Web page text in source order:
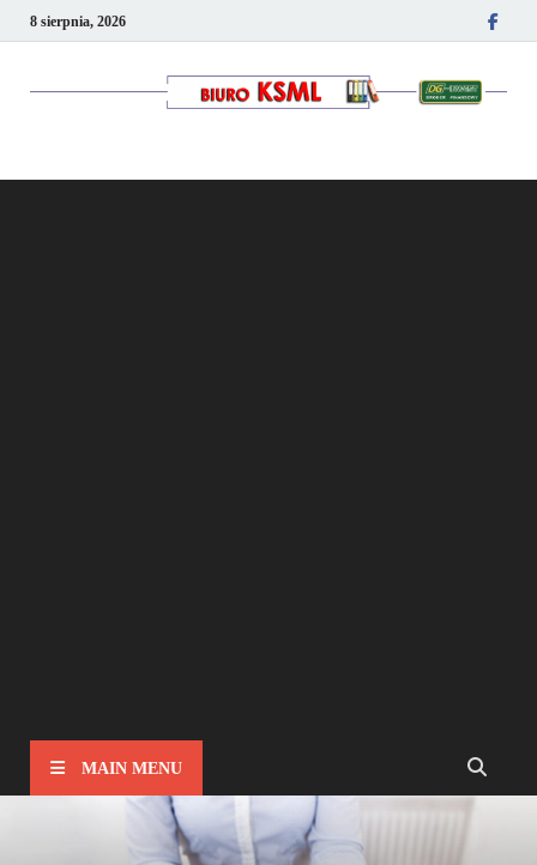
8 sierpnia, 2026
MAIN MENU